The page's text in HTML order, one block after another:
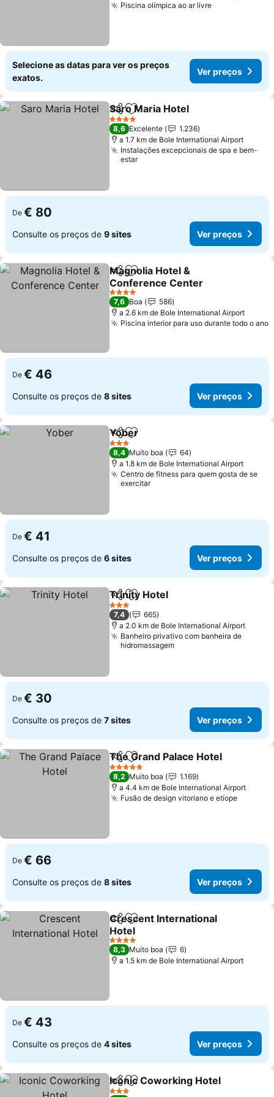
Piscina olímpica ao ar livreVer preços
Selecione as datas para ver os preços
exatos.
Ver preços
PartilharAdicionar aos favoritos
Saro Maria Hotel
4 Estrelas
8,6 Excelente
1.236
a 1.7 km de Bole International Airport
Instalações excepcionais de spa e bem-
estar
De € 80
Consulte os preços de 9 sites Ver preços
PartilharAdicionar aos favoritos
Magnolia Hotel &
Conference Center
Ver preços
4 Estrelas
7,6 Boa
586
a 2.6 km de Bole International Airport
Piscina interior para uso durante todo o ano
De € 46
Consulte os preços de 8 sites Ver preços
PartilharAdicionar aos favoritos
Yober
3 Estrelas
8,4 Muito boa
64
a 1.8 km de Bole International Airport
Centro de fitness para quem gosta de se
exercitar
De € 41
Consulte os preços de 6 sites Ver preços
PartilharAdicionar aos favoritos
Trinity Hotel
3 Estrelas
7,4
665
a 2.0 km de Bole International Airport
Banheiro privativo com banheira de
hidromassagem
De € 30
Consulte os preços de 7 sites Ver preços
PartilharAdicionar aos favoritos
The Grand Palace Hotel
5 Estrelas
8,2 Muito boa
1.169
a 4.4 km de Bole International Airport
Fusão de design vitoriano e etíopeVer
De € 66
Consulte os preços de 8 sites Ver preços
PartilharAdicionar aos favoritos
Crescent International
Hotel
Ver preços
4 Estrelas
8,3 Muito boa
6
a 1.5 km de Bole International Airport
De € 43
Consulte os preços de 4 sites Ver preços
PartilharAdicionar aos favoritos
Iconic Coworking Hotel
3 Estrelas